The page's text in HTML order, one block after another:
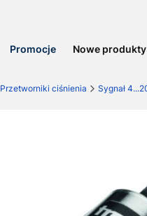
Promocje Nowe produkty
Przetworniki ciśnienia Sygnał